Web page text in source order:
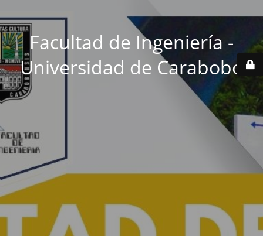
Facultad de Ingeniería -
Universidad de Carabobo